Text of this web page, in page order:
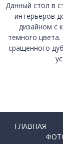
Данный стол в
интерьеров
дизайном с
темного
сращенного
ГЛАВНАЯ